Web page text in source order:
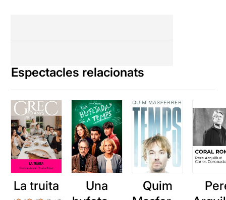
Espectacles relacionats
La truita
Una
Quim